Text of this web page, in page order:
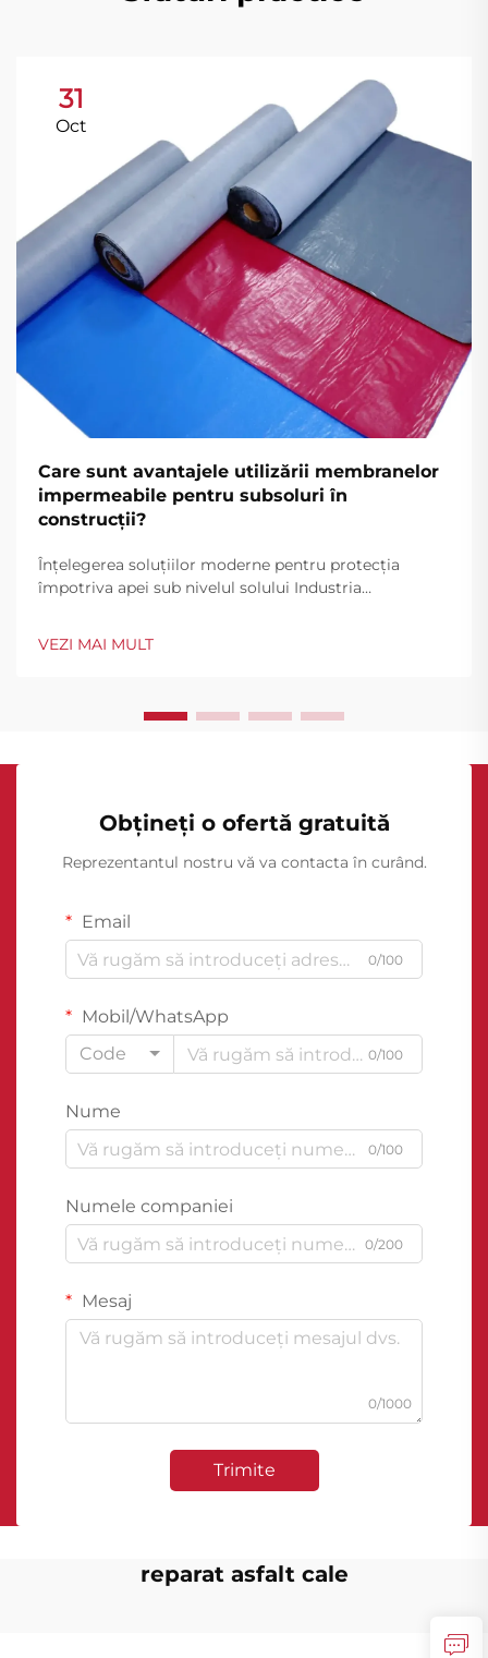
31
Oct
Care sunt avantajele utilizării membranelor
impermeabile pentru subsoluri în
construcții?
Înțelegerea soluțiilor moderne pentru protecția
împotriva apei sub nivelul solului Industria
impermeabilizare a subsolurilor devenind un pilon
VEZI MAI MULT
Obțineți o ofertă gratuită
Reprezentantul nostru vă va contacta în curând.
Email
0/100
Mobil/WhatsApp
Code
0/100
Nume
0/100
Numele companiei
0/200
Mesaj
0/1000
Trimite
reparat asfalt cale